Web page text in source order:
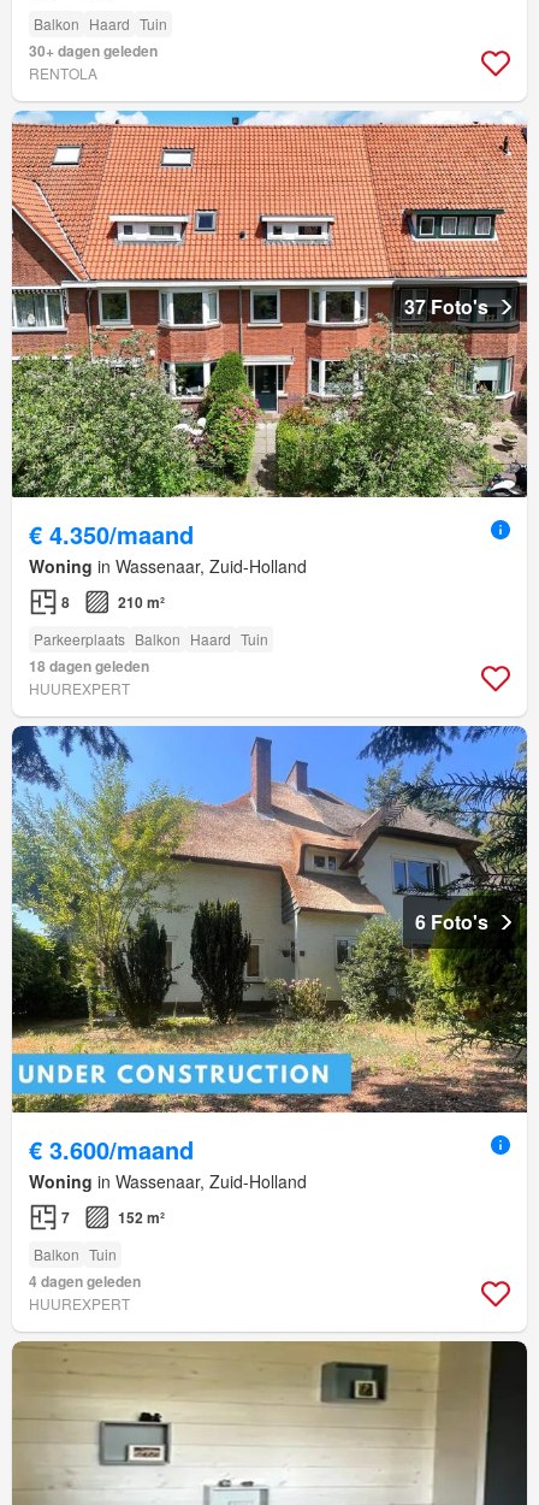
Balkon Haard Tuin
30+ dagen geleden
RENTOLA
37 Foto's
€ 4.350/maand
Woning in Wassenaar, Zuid-Holland
8 210 m²
Parkeerplaats Balkon Haard Tuin
18 dagen geleden
HUUREXPERT
6 Foto's
€ 3.600/maand
Woning in Wassenaar, Zuid-Holland
7 152 m²
Balkon Tuin
4 dagen geleden
HUUREXPERT